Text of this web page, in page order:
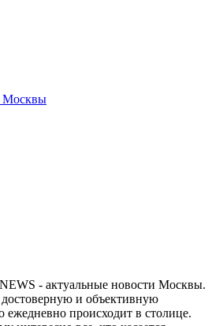
Москвы
- актуальные новости Москвы.
и объективную
происходит в столице.